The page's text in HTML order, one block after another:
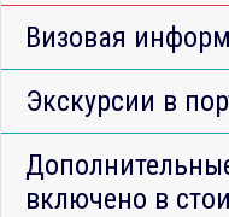
Визовая
Экскурсии в
включено в